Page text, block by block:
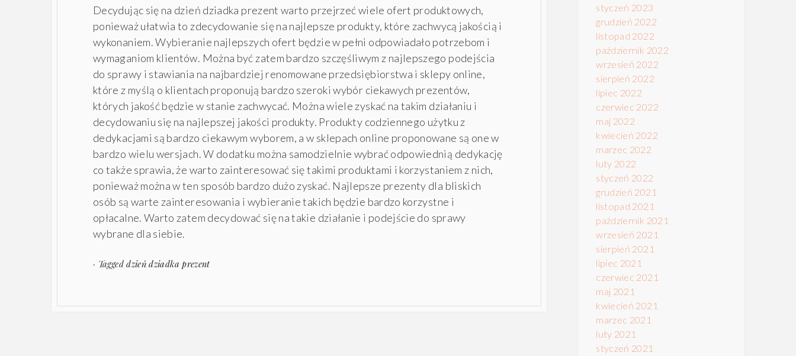
Decydując się na dzień dziadka prezent warto przejrzeć wiele ofert produktowych,
ponieważ ułatwia to zdecydowanie się na najlepsze produkty, które zachwycą jakością i
wykonaniem. Wybieranie najlepszych ofert będzie w pełni odpowiadało potrzebom i
wymaganiom klientów. Można być zatem bardzo szczęśliwym z najlepszego podejścia
do sprawy i stawiania na najbardziej renomowane przedsiębiorstwa i sklepy online,
które z myślą o klientach proponują bardzo szeroki wybór ciekawych prezentów,
których jakość będzie w stanie zachwycać. Można wiele zyskać na takim działaniu i
decydowaniu się na najlepszej jakości produkty. Produkty codziennego użytku z
dedykacjami są bardzo ciekawym wyborem, a w sklepach online proponowane są one w
bardzo wielu wersjach. W dodatku można samodzielnie wybrać odpowiednią dedykację
co także sprawia, że warto zainteresować się takimi produktami i korzystaniem z nich,
ponieważ można w ten sposób bardzo dużo zyskać. Najlepsze prezenty dla bliskich
osób są warte zainteresowania i wybieranie takich będzie bardzo korzystne i
opłacalne. Warto zatem decydować się na takie działanie i podejście do sprawy
wybrane dla siebie.
· Taggeddzień dziadka prezent
styczeń 2023
grudzień 2022
listopad 2022
październik 2022
wrzesień 2022
sierpień 2022
lipiec 2022
czerwiec 2022
maj 2022
kwiecień 2022
marzec 2022
luty 2022
styczeń 2022
grudzień 2021
listopad 2021
październik 2021
wrzesień 2021
sierpień 2021
lipiec 2021
czerwiec 2021
maj 2021
kwiecień 2021
marzec 2021
luty 2021
styczeń 2021